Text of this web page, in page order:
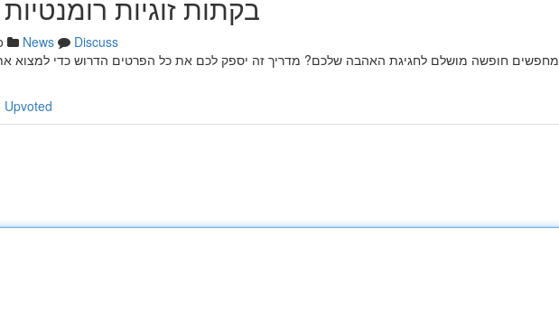
בקתות זוגיות
News
Discuss
מחפשים חופשה מושלם לחגיגת האהבה שלכם? מדריך זה יספק לכם את כל הפרטים הדרוש כדי למצוא
Upvoted